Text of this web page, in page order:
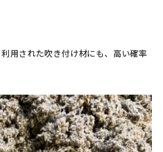
用された吹き付け材にも、高い確率